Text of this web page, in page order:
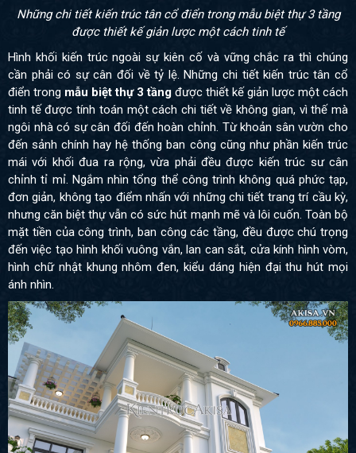
Những chi tiết kiến trúc tân cổ điển trong mẫu biệt thự 3 tầng
được thiết kế giản lược một cách tinh tế
Hình khối kiến trúc ngoài sự kiên cố và vững chắc ra thì chúng
cần phải có sự cân đối về tỷ lệ. Những chi tiết kiến trúc tân cổ
điển trong mẫu biệt thự 3 tầng được thiết kế giản lược một cách
tinh tế được tính toán một cách chi tiết về không gian, vì thế mà
ngôi nhà có sự cân đối đến hoàn chỉnh. Từ khoản sân vườn cho
đến sảnh chính hay hệ thống ban công cũng như phần kiến trúc
mái với khối đua ra rộng, vừa phải đều được kiến trúc sư cân
chỉnh tỉ mỉ. Ngắm nhìn tổng thể công trình không quá phức tạp,
đơn giản, không tạo điểm nhấn với những chi tiết trang trí cầu kỳ,
nhưng căn biệt thự vẫn có sức hút mạnh mẽ và lôi cuốn. Toàn bộ
mặt tiền của công trình, ban công các tầng, đều được chú trọng
đến việc tạo hình khối vuông vắn, lan can sắt, cửa kính hình vòm,
hình chữ nhật khung nhôm đen, kiểu dáng hiện đại thu hút mọi
ánh nhìn.